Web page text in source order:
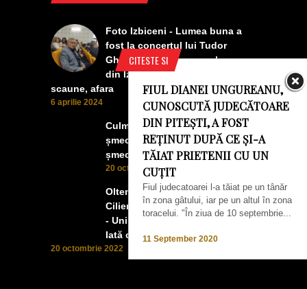
CITESTE SI
FIUL DIANEI UNGUREANU,
CUNOSCUTĂ JUDECĂTOARE
DIN PITEȘTI, A FOST
REȚINUT DUPĂ CE ȘI-A
TĂIAT PRIETENII CU UN
CUȚIT
Fiul judecatoarei l-a tăiat pe un tânăr
în zona gâtului, iar pe un altul în zona
toracelui. "În ziua de 10 septembrie...
11 September 2020
Foto Izbiceni - Lumea buna a
fost la concertul lui Tudor
Gheorghe. Lumea prea buna
din Izbiceni a avut un ecran si
scaune, afara
6 aprilie 2024
Culmea smecheriei! O mașină
șmecheră l-a trădat pe cel mai
șmecher oltean
20 octombrie 2022
Oltenii, Dăbulenii, Izbicenii,
Cilienii s-au înfrățit cu Puchenii
- Unii cu munca, alții cu profitul.
Iată ce a ieșit!
20 octombrie 2022